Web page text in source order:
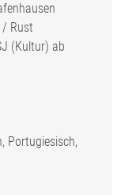
/ Rust
(Kultur) ab
Portugiesisch,